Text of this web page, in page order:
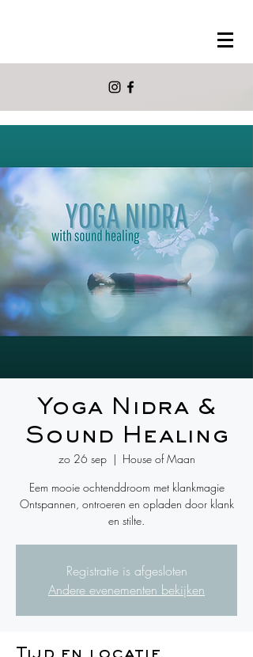
Yoga Nidra &
Sound Healing
zo 26 sep
  |
House of Maan
Eem mooie ochtenddroom met klankmagie
Ontspannen, ontroeren en opladen door klank
en stilte.
Registratie is afgesloten
Andere evenementen bekijken